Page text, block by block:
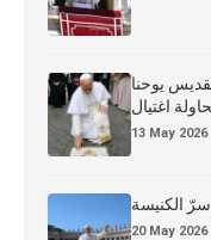
يوحنا
اغتيال
13 May 2026
سرّ الكنيسة
20 May 2026